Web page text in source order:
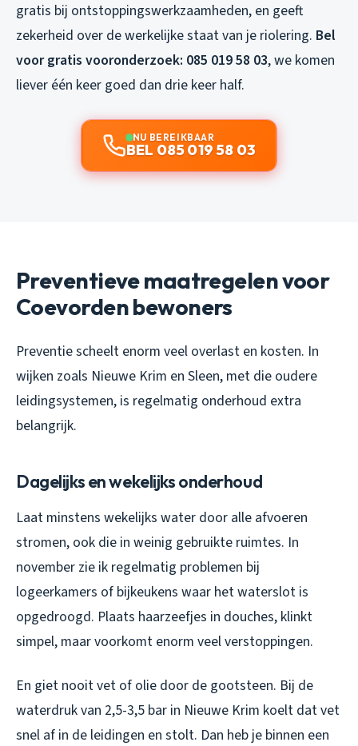
gratis bij ontstoppingswerkzaamheden, en geeft
zekerheid over de werkelijke staat van je riolering. Bel
voor gratis vooronderzoek: 085 019 58 03, we komen
liever één keer goed dan drie keer half.
NU BEREIKBAAR
BEL 085 019 58 03
Preventieve maatregelen voor
Coevorden bewoners
Preventie scheelt enorm veel overlast en kosten. In
wijken zoals Nieuwe Krim en Sleen, met die oudere
leidingsystemen, is regelmatig onderhoud extra
belangrijk.
Dagelijks en wekelijks onderhoud
Laat minstens wekelijks water door alle afvoeren
stromen, ook die in weinig gebruikte ruimtes. In
november zie ik regelmatig problemen bij
logeerkamers of bijkeukens waar het waterslot is
opgedroogd. Plaats haarzeefjes in douches, klinkt
simpel, maar voorkomt enorm veel verstoppingen.
En giet nooit vet of olie door de gootsteen. Bij de
waterdruk van 2,5-3,5 bar in Nieuwe Krim koelt dat vet
snel af in de leidingen en stolt. Dan heb je binnen een